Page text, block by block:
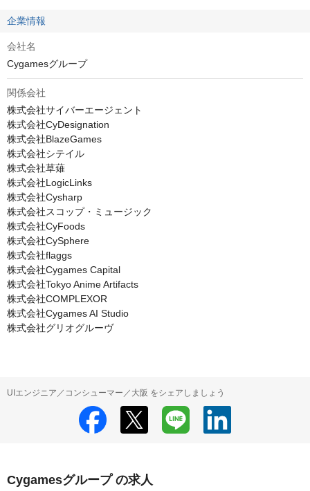
企業情報
会社名
Cygamesグループ
関係会社
株式会社サイバーエージェント
株式会社CyDesignation
株式会社BlazeGames
株式会社シテイル
株式会社草薙
株式会社LogicLinks
株式会社Cysharp
株式会社スコップ・ミュージック
株式会社CyFoods
株式会社CySphere
株式会社flaggs
株式会社Cygames Capital
株式会社Tokyo Anime Artifacts
株式会社COMPLEXOR
株式会社Cygames AI Studio
株式会社グリオグルーヴ
UIエンジニア／コンシューマー／大阪 をシェアしましょう
Cygamesグループ の求人